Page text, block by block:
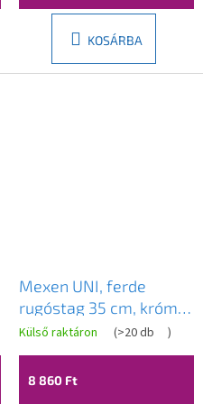
KOSÁRBA
Mexen UNI, ferde
rugóstag 35 cm, króm,
830-09-01
Külső raktáron (>20 db )
8 860 Ft